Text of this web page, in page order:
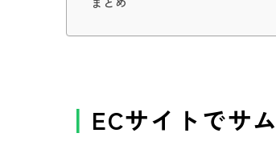
ECサイトでサ